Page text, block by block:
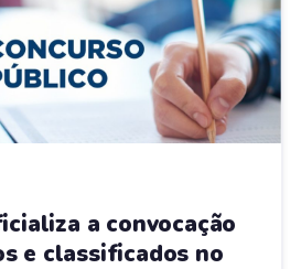
a convocação
e classificados no